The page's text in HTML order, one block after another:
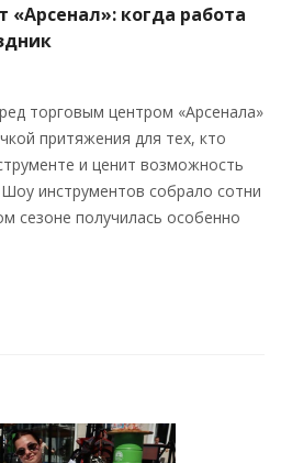
«Арсенал»: когда работа
торговым центром «Арсенала»
притяжения для тех, кто
и ценит возможность
инструментов собрало сотни
сезоне получилась особенно